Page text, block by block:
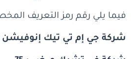
فيما يلي رقم رمز التعريف
شركة جي إم تي تيك إنوفيشن